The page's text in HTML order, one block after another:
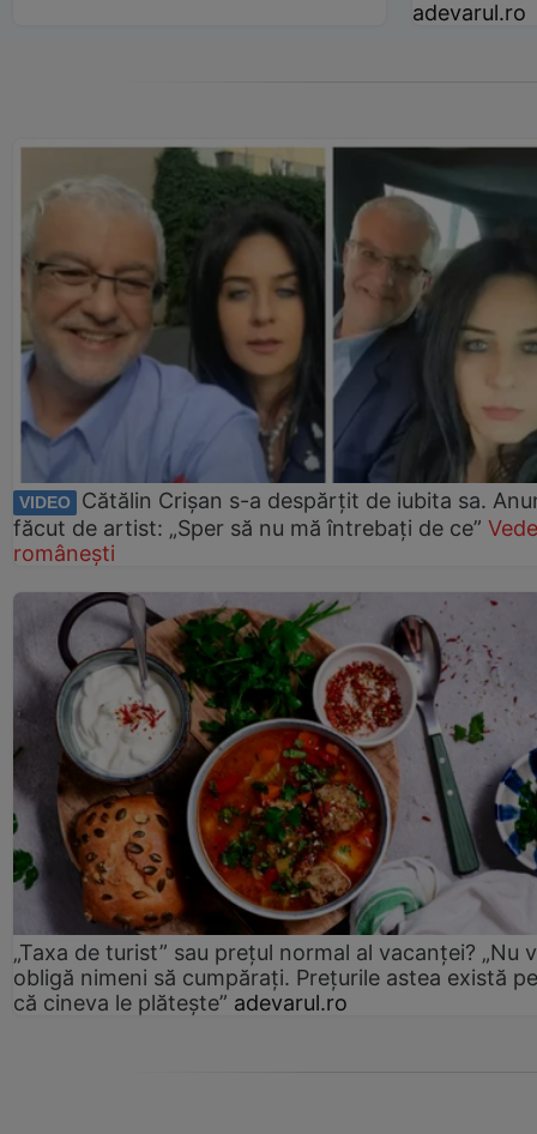
adevarul.ro
VIDEO
Cătălin Crișan s-a despărțit de iubita sa.
făcut de artist: „Sper să nu mă întrebați de ce”
românești
„Taxa de turist” sau prețul normal al vacanței? „Nu
obligă nimeni să cumpărați. Prețurile astea există
că cineva le plătește” adevarul.ro